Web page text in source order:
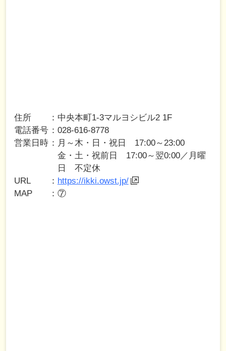
住所
中央本町1-3マルヨシビル2 1F
電話番号
028-616-8778
営業日時
月～木・日・祝日 17:00～23:00
金・土・祝前日 17:00～翌0:00／月曜
日 不定休
URL
https://ikki.owst.jp/
MAP
⑦